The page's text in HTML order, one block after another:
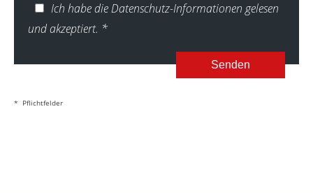
Ich habe die Datenschutz-Informationen gelesen
und akzeptiert. *
Senden
* Pflichtfelder